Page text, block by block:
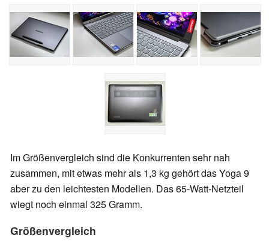
Im Größenvergleich sind die Konkurrenten sehr nah
zusammen, mit etwas mehr als 1,3 kg gehört das Yoga 9
aber zu den leichtesten Modellen. Das 65-Watt-Netzteil
wiegt noch einmal 325 Gramm.
Größenvergleich